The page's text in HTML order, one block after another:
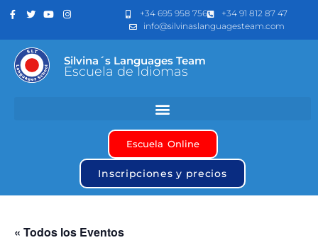
+34 695 958 756
+34 91 812 87 47
info@silvinaslanguagesteam.com
Silvina´s Languages Team
Escuela de Idiomas
Escuela Online
Inscripciones y precios
« Todos los Eventos